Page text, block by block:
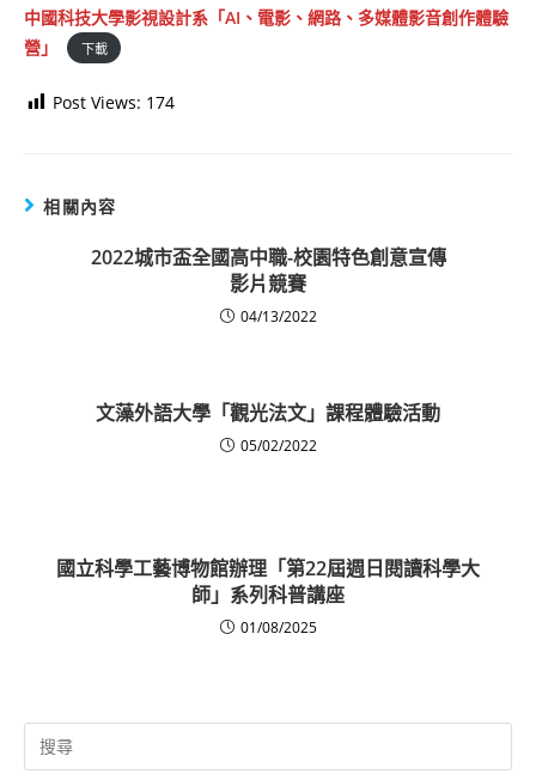
中國科技大學影視設計系「AI、電影、網路、多媒體影音創作體驗
營」
下載
Post Views: 174
相關內容
2022城市盃全國高中職-校園特色創意宣傳
影片競賽
04/13/2022
文藻外語大學「觀光法文」課程體驗活動
05/02/2022
國立科學工藝博物館辦理「第22屆週日閱讀科學大
師」系列科普講座
01/08/2025
Search
for: